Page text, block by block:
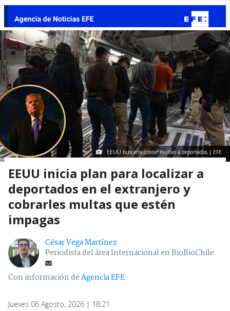
EEUU buscaría cobrar multas a deportados | EFE
EEUU inicia plan para localizar a
deportados en el extranjero y
cobrarles multas que estén
impagas
César Vega Martínez
Periodista del área Internacional en BioBioChile
Con información deAgencia EFE
Jueves 06 Agosto, 2026 | 18:21